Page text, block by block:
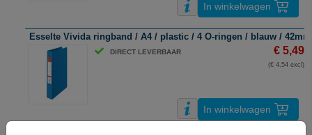
In winkelwagen
Esselte Vivida ringband / A4 / plastic / 4 O-ringen / blauw / 42mm
DIRECT LEVERBAAR € 5,49
(€ 4,54 excl)
In winkelwagen